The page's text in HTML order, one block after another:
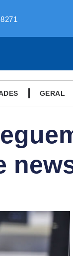
GERAL